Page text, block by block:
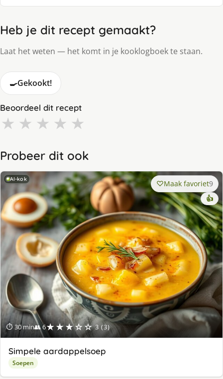
Heb je dit recept gemaakt?
Laat het weten — het komt in je kooklogboek te staan.
🍳Gekookt!
Beoordeel dit recept
★ ★ ★ ★ ★
Probeer dit ook
AI-kok
⏱ 30 min👥 6★★★☆☆ 3 (3)
Maak favoriet9
👍
Simpele aardappelsoep
Soepen